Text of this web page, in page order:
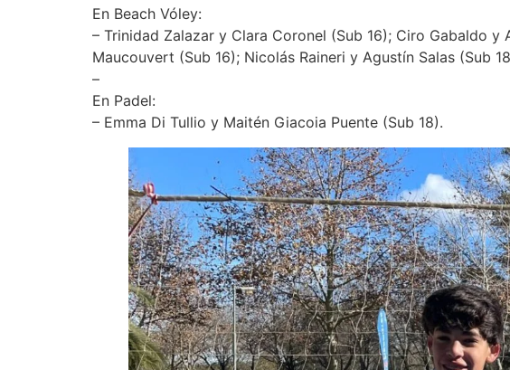
En Beach Vóley:
– Trinidad Zalazar y Clara Coronel (Sub 16); Ciro Gabaldo
Maucouvert (Sub 16); Nicolás Raineri y Agustín Salas (Sub
– ⁠
En Padel:
– Emma Di Tullio y Maitén Giacoia Puente (Sub 18).